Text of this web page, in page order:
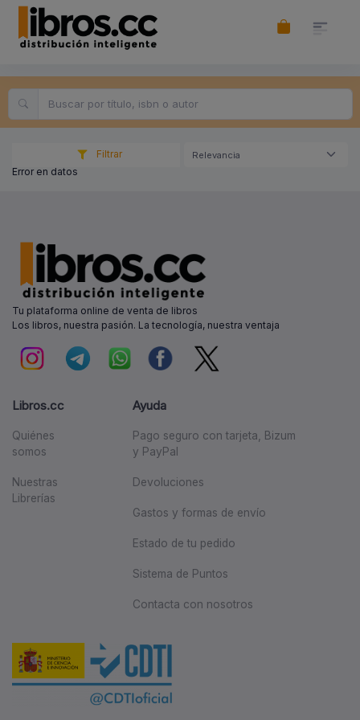
Filtrar Relevancia
Error en datos
Tu plataforma online de venta de libros
Los libros, nuestra pasión. La tecnología, nuestra ventaja
Libros.cc
Quiénes
somos
Nuestras
Librerías
Ayuda
Pago seguro con tarjeta, Bizum
y PayPal
Devoluciones
Gastos y formas de envío
Estado de tu pedido
Sistema de Puntos
Contacta con nosotros